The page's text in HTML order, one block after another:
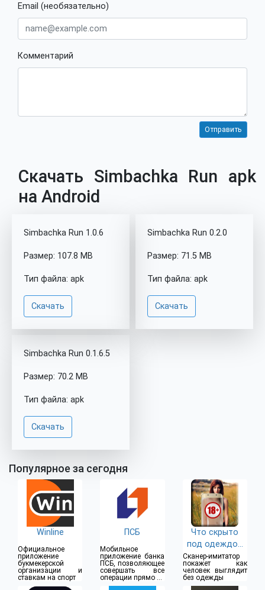
Email (необязательно)
Комментарий
Скачать Simbachka Run apk
на Android
Simbachka Run 1.0.6
Размер: 107.8 MB
Тип файла: apk
Скачать
Simbachka Run 0.2.0
Размер: 71.5 MB
Тип файла: apk
Скачать
Simbachka Run 0.1.6.5
Размер: 70.2 MB
Тип файла: apk
Скачать
Популярное за сегодня
Winline
Официальное
приложение
букмекерской
организации и
ставкам на спорт
ПСБ
Мобильное
приложение банка
ПСБ, позволяющее
совершать все
операции прямо из
дома
Что скрыто
под одеждой
(18+)
Сканер-имитатор
покажет как
человек выглядит
без одежды